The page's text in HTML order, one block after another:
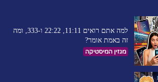
למה אתם רואים 11:11, 22:22 ו-333, ומה
זה באמת אומר?
מגזין המיסטיקה